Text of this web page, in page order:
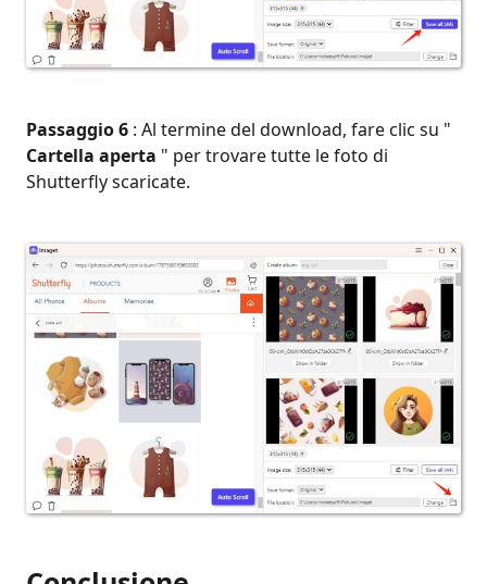
Passaggio 6 : Al termine del download, fare clic su "
Cartella aperta " per trovare tutte le foto di
Shutterfly scaricate.